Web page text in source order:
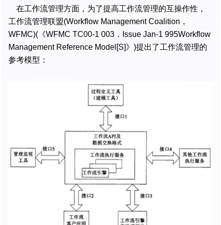
在工作流管理方面，为了提高工作流管理的互操作性，
工作流管理联盟(Workflow Management Coalition，
WFMC)(《WFMC TC00-1 003．Issue Jan-1 995Workflow
Management Reference Model[S]》)提出了工作流管理的
参考模型：